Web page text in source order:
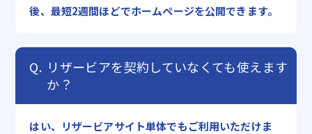
後、最短2週間ほどでホームページを公開できます。
リザービアを契約していなくても使えます
か？
はい、リザービアサイト単体でもご利用いただけま